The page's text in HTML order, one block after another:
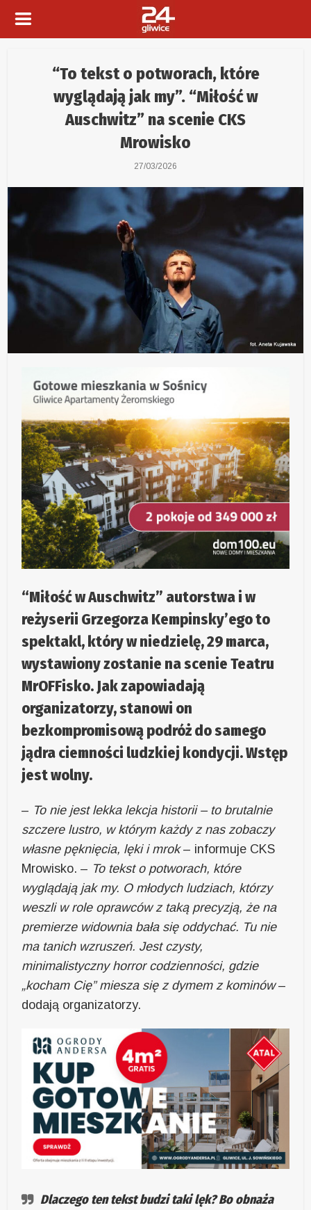
“To tekst o potworach, które
wyglądają jak my”. “Miłość w
Auschwitz” na scenie CKS
Mrowisko
27/03/2026
“Miłość w Auschwitz” autorstwa i w
reżyserii Grzegorza Kempinsky’ego to
spektakl, który w niedzielę, 29 marca,
wystawiony zostanie na scenie Teatru
MrOFFisko. Jak zapowiadają
organizatorzy, stanowi on
bezkompromisową podróż do samego
jądra ciemności ludzkiej kondycji. Wstęp
jest wolny.
– To nie jest lekka lekcja historii – to brutalnie
szczere lustro, w którym każdy z nas zobaczy
własne pęknięcia, lęki i mrok– informuje CKS
Mrowisko. – To tekst o potworach, które
wyglądają jak my. O młodych ludziach, którzy
weszli w role oprawców z taką precyzją, że na
premierze widownia bała się oddychać. Tu nie
ma tanich wzruszeń. Jest czysty,
minimalistyczny horror codzienności, gdzie
„kocham Cię” miesza się z dymem z kominów–
dodają organizatorzy.
Dlaczego ten tekst budzi taki lęk? Bo obnaża